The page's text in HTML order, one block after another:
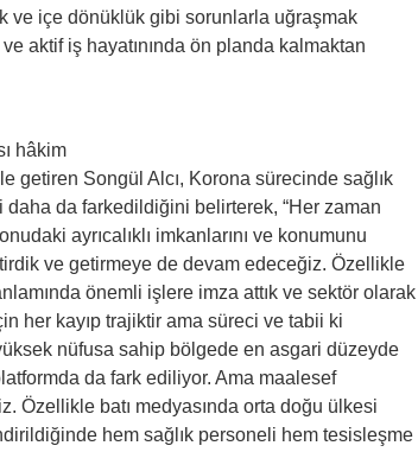
ve içe dönüklük gibi sorunlarla uğraşmak
aktif iş hayatınında ön planda kalmaktan
hâkim
getiren Songül Alcı, Korona sürecinde sağlık
da farkedildiğini belirterek, “Her zaman
ayrıcalıklı imkanlarını ve konumunu
ve getirmeye de devam edeceğiz. Özellikle
önemli işlere imza attık ve sektör olarak
her kayıp trajiktir ama süreci ve tabii ki
nüfusa sahip bölgede en asgari düzeyde
da fark ediliyor. Ama maalesef
Özellikle batı medyasında orta doğu ülkesi
hem sağlık personeli hem tesisleşme